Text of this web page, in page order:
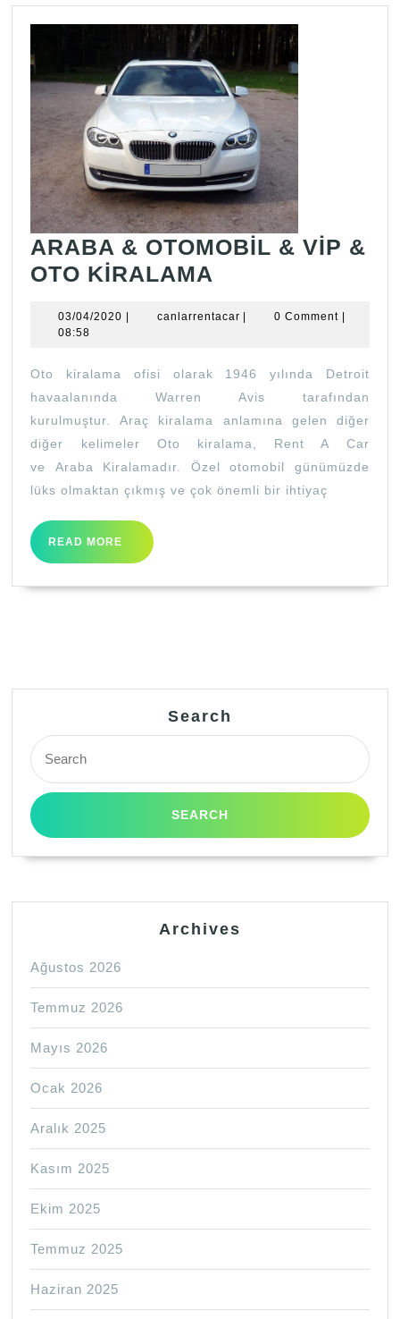
ARABA & OTOMOBİL & VİP &
OTO KİRALAMA
OTOMOBİL
VİP
OTO
KİRALAMA
03/04/2020 03/04/2020
| canlarrentacarcanlarrentacar
| 0 Comment |
08:58
Oto kiralama ofisi olarak 1946 yılında Detroit
havaalanında Warren Avis tarafından
kurulmuştur. Araç kiralama anlamına gelen diğer
diğer kelimeler Oto kiralama, Rent A Car
ve Araba Kiralamadır. Özel otomobil günümüzde
lüks olmaktan çıkmış ve çok önemli bir ihtiyaç
READ MORE
READ
MORE
Search
Search
for:
Archives
Ağustos 2026
Temmuz 2026
Mayıs 2026
Ocak 2026
Aralık 2025
Kasım 2025
Ekim 2025
Temmuz 2025
Haziran 2025